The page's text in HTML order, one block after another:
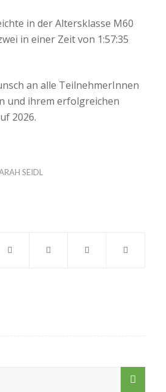
in der Altersklasse M60
in einer Zeit von 1:57:35
an alle TeilnehmerInnen
und ihrem erfolgreichen
2026.
SEIDL